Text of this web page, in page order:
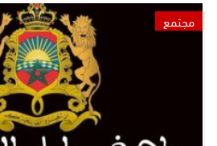
مجتمع